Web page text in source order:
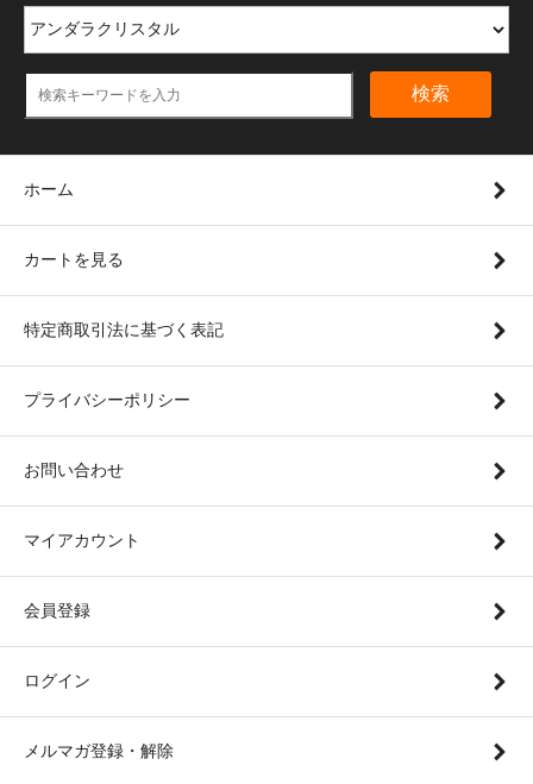
検索
ホーム
カートを見る
特定商取引法に基づく表記
プライバシーポリシー
お問い合わせ
マイアカウント
会員登録
ログイン
メルマガ登録・解除